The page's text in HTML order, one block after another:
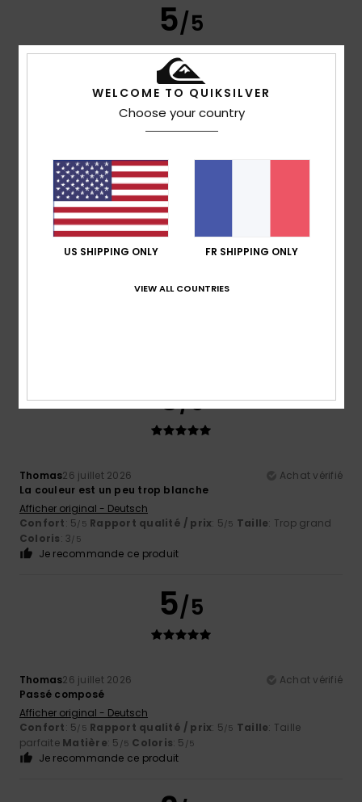
5/5
30 juillet 2026
Afficher original - Português
parfaiteMatière: 5/5 Coloris /5
4
5/5
Thomas26 juillet 2026
Achat vérifié
La couleur est un peu trop blanche
Afficher original - Deutsch
Confort: 5/5 Rapport qualité / prix: 5/5 Taille: Trop grand
Coloris: 3/5
Je recommande ce produit
5/5
Thomas26 juillet 2026
Achat vérifié
Passé composé
Afficher original - Deutsch
Confort: 5/5 Rapport qualité / prix: 5/5 Taille: Taille
parfaite Matière: 5 /5 Coloris: 5 /5
Je recommande ce produit
WELCOME TO QUIKSILVER
Choose your country
US SHIPPING ONLY FR SHIPPING ONLY
VIEW ALL COUNTRIES